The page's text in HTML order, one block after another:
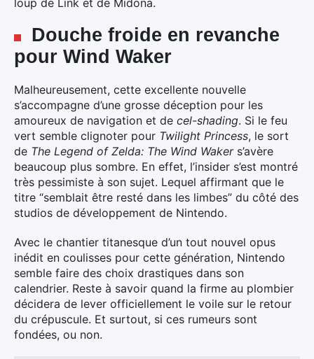
loup de Link et de Midona.
Douche froide en revanche
pour Wind Waker
Malheureusement, cette excellente nouvelle
s’accompagne d’une grosse déception pour les
amoureux de navigation et de cel-shading. Si le feu
vert semble clignoter pour Twilight Princess, le sort
de The Legend of Zelda: The Wind Wakers’avère
beaucoup plus sombre. En effet, l’insider s’est montré
très pessimiste à son sujet. Lequel affirmant que le
titre “semblait être resté dans les limbes” du côté des
studios de développement de Nintendo.
Avec le chantier titanesque d’un tout nouvel opus
inédit en coulisses pour cette génération, Nintendo
semble faire des choix drastiques dans son
calendrier. Reste à savoir quand la firme au plombier
décidera de lever officiellement le voile sur le retour
du crépuscule. Et surtout, si ces rumeurs sont
fondées, ou non.